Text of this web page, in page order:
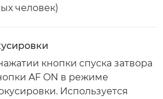
человек)
кнопки спуска затвора
AF ON в режиме
Используется